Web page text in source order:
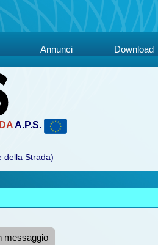
Annunci Download
A.P.S.
della Strada)
messaggio